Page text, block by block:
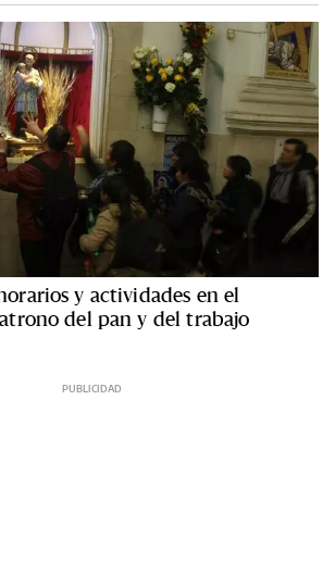
y actividades en el
del pan y del trabajo